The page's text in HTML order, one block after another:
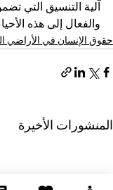
آلية التنسيق التي
والفعال إلى هذه
حقوق الإنسان في الأراضي
المنشورات الأخيرة